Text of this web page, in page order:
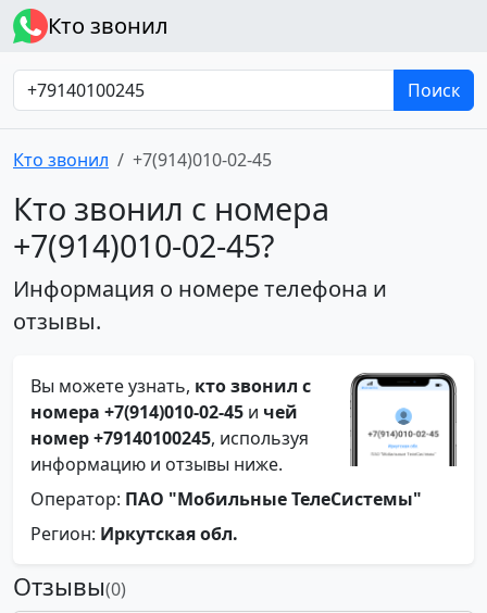
Кто звонил
Поиск
Кто звонил +7(914)010-02-45
Кто звонил с номера
+7(914)010-02-45?
Информация о номере телефона и
отзывы.
Вы можете узнать, кто звонил с
номера +7(914)010-02-45 и чей
номер +79140100245, используя
информацию и отзывы ниже.
Оператор: ПАО "Мобильные ТелеСистемы"
Регион: Иркутская обл.
Отзывы(0)